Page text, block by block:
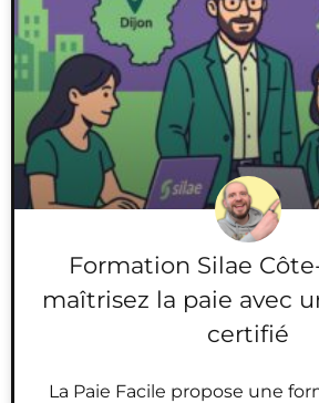
Formation Silae Côte-
maîtrisez la paie avec
certifié
La Paie Facile propose une